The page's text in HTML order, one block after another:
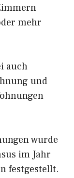
mehr
auch
und
wurde
im Jahr
festgestellt.